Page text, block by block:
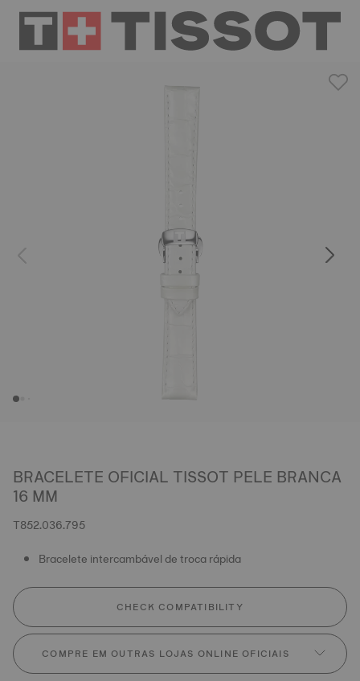
BRACELETE OFICIAL TISSOT PELE BRANCA
16 MM
T852.036.795
Bracelete intercambável de troca rápida
CHECK COMPATIBILITY
COMPRE EM OUTRAS LOJAS ONLINE OFICIAIS